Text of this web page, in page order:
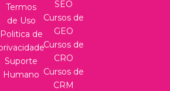
Termos
de Uso
Politica de
Suporte
Humano
SEO
Cursos de
GEO
Cursos de
CRO
Cursos de
CRM